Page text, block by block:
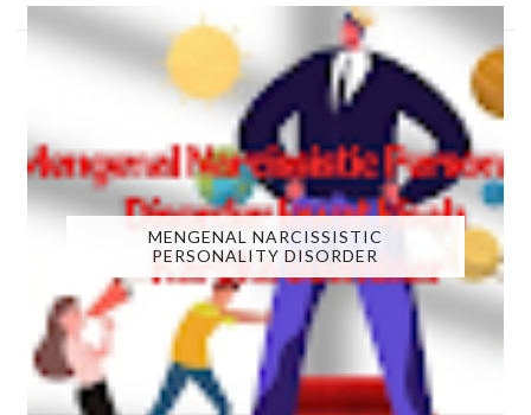
MENGENAL NARCISSISTIC
PERSONALITY DISORDER